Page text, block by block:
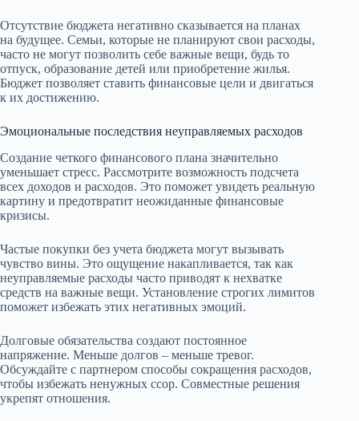
Отсутствие бюджета негативно сказывается на планах
на будущее. Семьи, которые не планируют свои расходы,
часто не могут позволить себе важные вещи, будь то
отпуск, образование детей или приобретение жилья.
Бюджет позволяет ставить финансовые цели и двигаться
к их достижению.
Эмоциональные последствия неуправляемых расходов
Создание четкого финансового плана значительно
уменьшает стресс. Рассмотрите возможность подсчета
всех доходов и расходов. Это поможет увидеть реальную
картину и предотвратит неожиданные финансовые
кризисы.
Частые покупки без учета бюджета могут вызывать
чувство вины. Это ощущение накапливается, так как
неуправляемые расходы часто приводят к нехватке
средств на важные вещи. Установление строгих лимитов
поможет избежать этих негативных эмоций.
Долговые обязательства создают постоянное
напряжение. Меньше долгов – меньше тревог.
Обсуждайте с партнером способы сокращения расходов,
чтобы избежать ненужных ссор. Совместные решения
укрепят отношения.